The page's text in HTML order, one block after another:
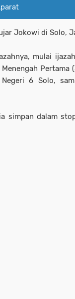
Jokowi di Solo,
mulai
Pertama
Negeri 6 Solo,
simpan dalam